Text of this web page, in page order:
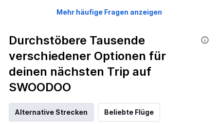
Mehr häufige Fragen anzeigen
Durchstöbere Tausende
verschiedener Optionen für
deinen nächsten Trip auf
SWOODOO
Alternative Strecken Beliebte Flüge